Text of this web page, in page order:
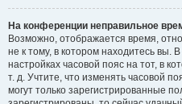
На конференции неправильное
Возможно, отображается время,
не к тому, в котором находитесь вы.
настройках часовой пояс на тот, в
т. д. Учтите, что изменять часовой
могут только зарегистрированные